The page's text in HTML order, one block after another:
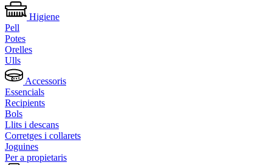
Higiene
Pell
Potes
Orelles
Ulls
Accessoris
Essencials
Recipients
Bols
Llits i descans
Corretges i collarets
Joguines
Per a propietaris